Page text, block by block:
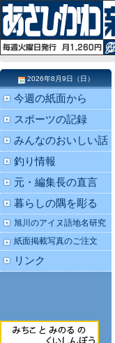
2026年8月9日（日）
今週の紙面から
スポーツの記録
みんなのおいしい話
釣り情報
元・編集長の直言
暮らしの隅を彫る
旭川のアイヌ語地名研究
紙面掲載写真のご注文
リンク